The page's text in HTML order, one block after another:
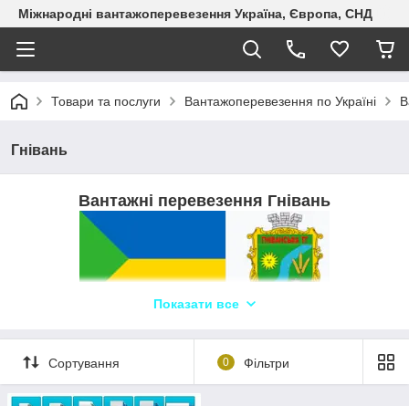
Міжнародні вантажоперевезення Україна, Європа, СНД
Товари та послуги Вантажоперевезення по Україні
Гнівань
Вантажні перевезення Гнівань
Логіст: Олександр +380507310578
WhatsApp, Telegram, Viber ТЛК «Logistic
Systems»
"Logistic Systems" - професійна транспортна компанія, яка
Показати все
Сортування 0 Фільтри